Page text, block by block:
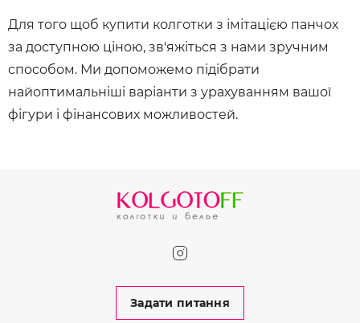
Для того щоб купити колготки з імітацією панчох
за доступною ціною, зв'яжіться з нами зручним
способом. Ми допоможемо підібрати
найоптимальніші варіанти з урахуванням вашої
фігури і фінансових можливостей.
Задати питання